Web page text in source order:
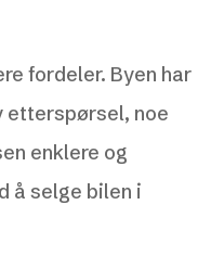
fordeler. Byen har
etterspørsel, noe
enklere og
å selge bilen i